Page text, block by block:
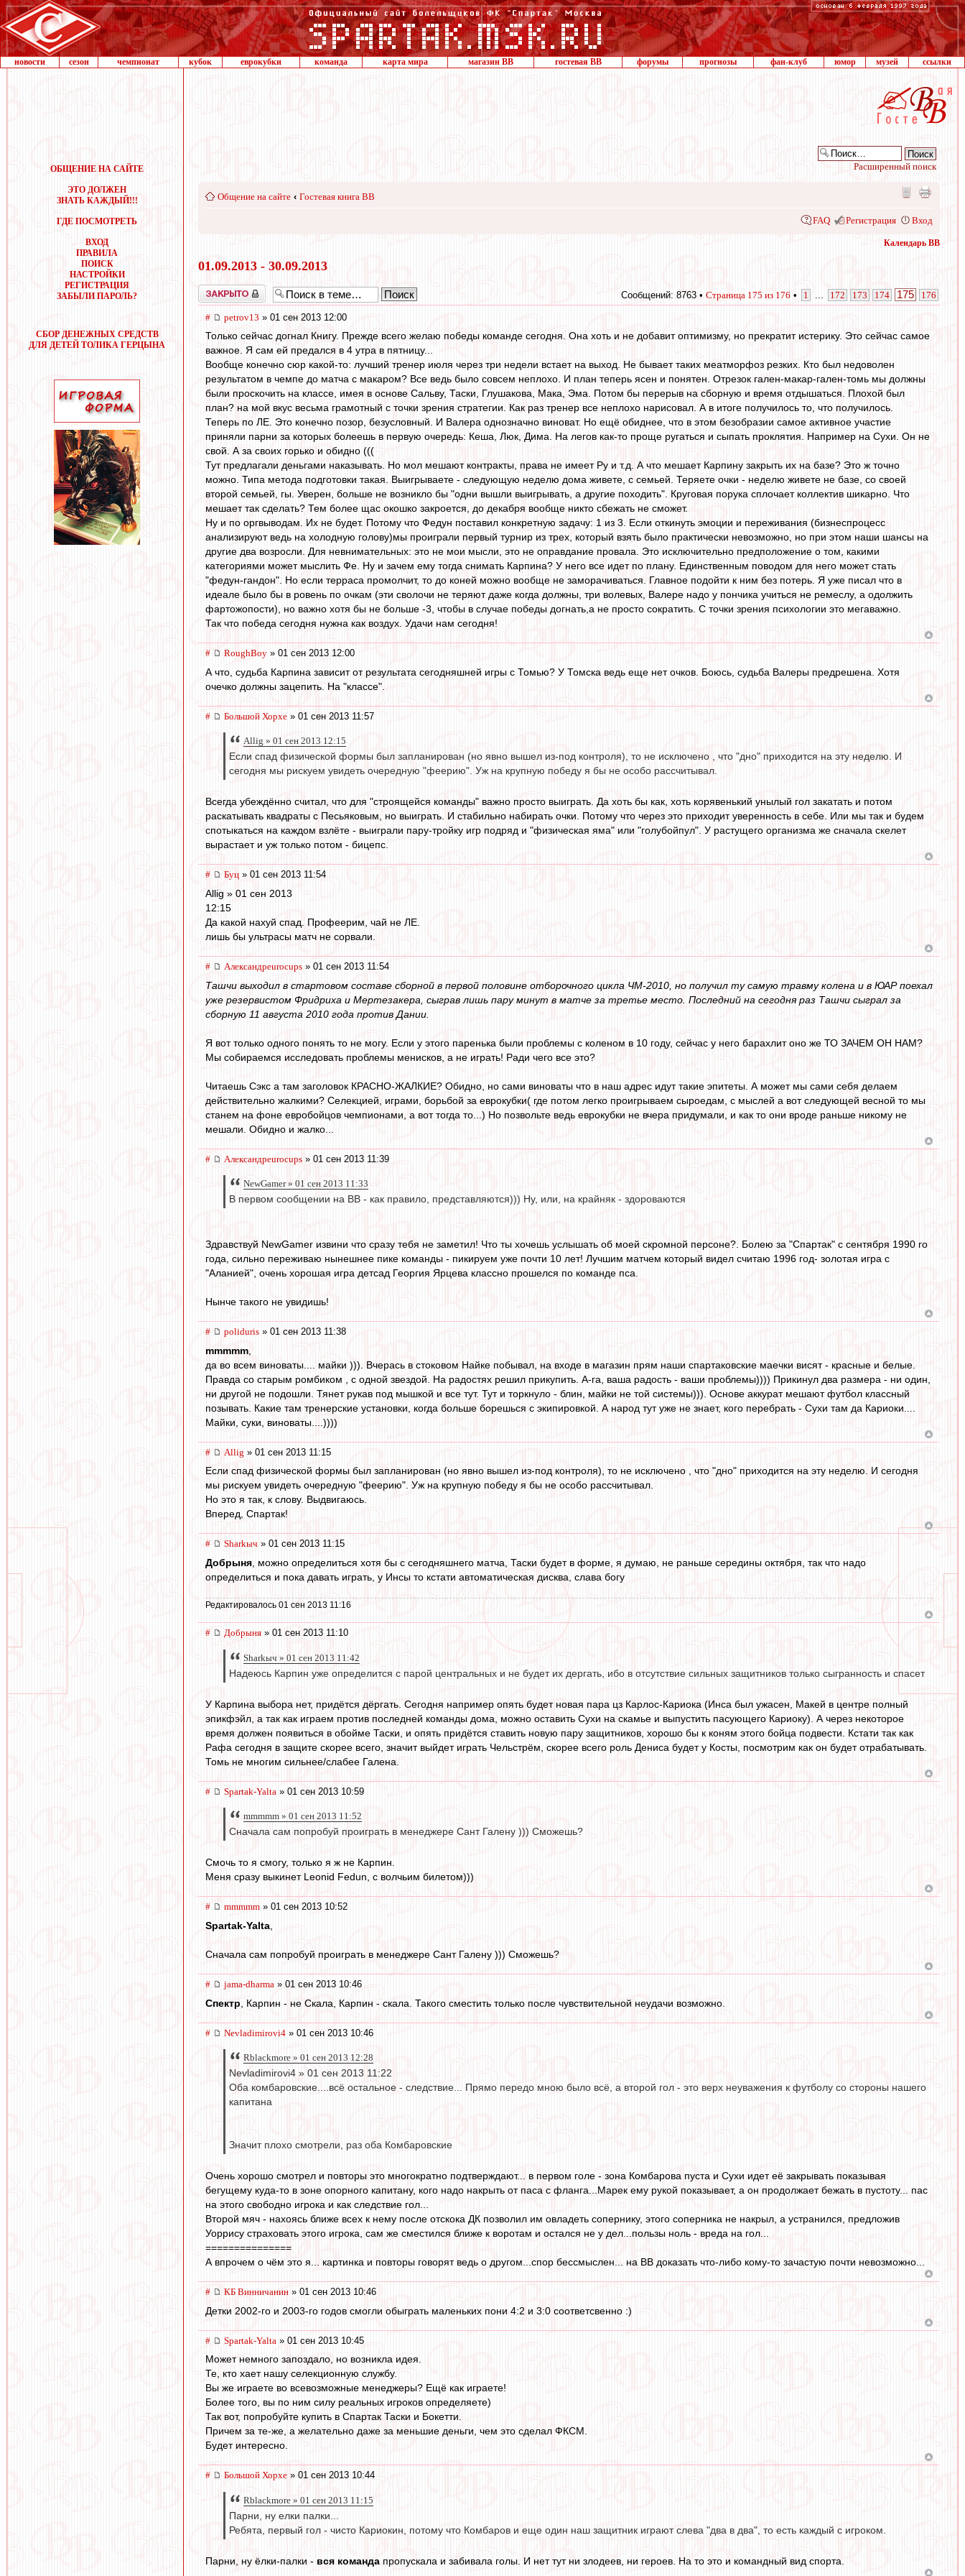
новости сезон чемпионат кубок еврокубки команда карта мира магазин ВВ гостевая ВВ форумы прогнозы фан-клуб юмор музей ссылки
ОБЩЕНИЕ НА САЙТЕ
ЭТО ДОЛЖЕН
ЗНАТЬ КАЖДЫЙ!!!
ГДЕ ПОСМОТРЕТЬ
ВХОД
ПРАВИЛА
ПОИСК
НАСТРОЙКИ
РЕГИСТРАЦИЯ
ЗАБЫЛИ ПАРОЛЬ?
СБОР ДЕНЕЖНЫХ СРЕДСТВ
ДЛЯ ДЕТЕЙ ТОЛИКА ГЕРЦЫНА
Расширенный поиск
Общение на сайте ‹ Гостевая книга ВВ
FAQ Регистрация Вход
Календарь ВВ
01.09.2013 - 30.09.2013
Закрыто Сообщений: 8763 • Страница 175 из 176 • 1 172 173 174 175 176
# petrov13 » 01 сен 2013 12:00
Только сейчас догнал Книгу. Прежде всего желаю победы команде сегодня. Она хоть и не добавит оптимизму, но прекратит истерику. Это сейчас самое
важное. Я сам ей предался в 4 утра в пятницу...
Вообще конечно сюр какой-то: лучший тренер июля через три недели встает на выход. Не бывает таких меатморфоз резких. Кто был недоволен
результатом в чемпе до матча с макаром? Все ведь было совсем неплохо. И план теперь ясен и понятен. Отрезок гален-макар-гален-томь мы должны
были проскочить на классе, имея в основе Сальву, Таски, Глушакова, Мака, Эма. Потом бы перерыв на сборную и время отдышаться. Плохой был
план? на мой вкус весьма грамотный с точки зрения стратегии. Как раз тренер все неплохо нарисовал. А в итоге получилось то, что получилось.
Теперь по ЛЕ. Это конечно позор, безусловный. И Валера однозначно виноват. Но ещё обиднее, что в этом безобразии самое активное участие
приняли парни за которых болеешь в первую очередь: Кеша, Люк, Дима. На легов как-то проще ругаться и сыпать проклятия. Например на Сухи. Он не
свой. А за своих горько и обидно (((
Тут предлагали деньгами наказывать. Но мол мешают контракты, права не имеет Ру и т.д. А что мешает Карпину закрыть их на базе? Это ж точно
можно. Типа метода подготовки такая. Выигрываете - следующую неделю дома живете, с семьей. Теряете очки - неделю живете не базе, со своей
второй семьей, гы. Уверен, больше не возникло бы "одни вышли выигрывать, а другие походить". Круговая порука сплочает коллектив шикарно. Что
мешает так сделать? Тем более щас окошко закроется, до декабря вообще никто сбежать не сможет.
Ну и по оргвыводам. Их не будет. Потому что Федун поставил конкретную задачу: 1 из 3. Если откинуть эмоции и переживания (бизнеспроцесс
анализируют ведь на холодную голову)мы проиграли первый турнир из трех, который взять было практически невозможно, но при этом наши шансы на
другие два возросли. Для невнимательных: это не мои мысли, это не оправдание провала. Это исключительно предположение о том, какими
категориями может мыслить Фе. Ну и зачем ему тогда снимать Карпина? У него все идет по плану. Единственным поводом для него может стать
"федун-гандон". Но если терраса промолчит, то до коней можно вообще не заморачиваться. Главное подойти к ним без потерь. Я уже писал что в
идеале было бы в ровень по очкам (эти сволочи не теряют даже когда должны, три волевых, Валере надо у пончика учиться не ремеслу, а одолжить
фартожопости), но важно хотя бы не больше -3, чтобы в случае победы догнать,а не просто сократить. С точки зрения психологии это мегаважно.
Так что победа сегодня нужна как воздух. Удачи нам сегодня!
# RoughBoy » 01 сен 2013 12:00
А что, судьба Карпина зависит от результата сегодняшней игры с Томью? У Томска ведь еще нет очков. Боюсь, судьба Валеры предрешена. Хотя
очечко должны зацепить. На "классе".
# Большой Хорхе » 01 сен 2013 11:57
Allig » 01 сен 2013 12:15
Если спад физической формы был запланирован (но явно вышел из-под контроля), то не исключено , что "дно" приходится на эту неделю. И
сегодня мы рискуем увидеть очередную "феерию". Уж на крупную победу я бы не особо рассчитывал.
Всегда убеждённо считал, что для "строящейся команды" важно просто выиграть. Да хоть бы как, хоть корявенький унылый гол закатать и потом
раскатывать квадраты с Песьяковым, но выиграть. И стабильно набирать очки. Потому что через это приходит уверенность в себе. Или мы так и будем
спотыкаться на каждом взлёте - выиграли пару-тройку игр подряд и "физическая яма" или "голубойпул". У растущего организма же сначала скелет
вырастает и уж только потом - бицепс.
# Буц » 01 сен 2013 11:54
Allig » 01 сен 2013
12:15
Да какой нахуй спад. Профеерим, чай не ЛЕ.
лишь бы ультрасы матч не сорвали.
# Александрeurocups » 01 сен 2013 11:54
Ташчи выходил в стартовом составе сборной в первой половине отборочного цикла ЧМ-2010, но получил ту самую травму колена и в ЮАР поехал
уже резервистом Фридриха и Мертезакера, сыграв лишь пару минут в матче за третье место. Последний на сегодня раз Ташчи сыграл за
сборную 11 августа 2010 года против Дании.
Я вот только одного понять то не могу. Если у этого паренька были проблемы с коленом в 10 году, сейчас у него барахлит оно же ТО ЗАЧЕМ ОН НАМ?
Мы собираемся исследовать проблемы менисков, а не играть! Ради чего все это?
Читаешь Сэкс а там заголовок КРАСНО-ЖАЛКИЕ? Обидно, но сами виноваты что в наш адрес идут такие эпитеты. А может мы сами себя делаем
действительно жалкими? Селекцией, играми, борьбой за еврокубки( где потом легко проигрываем сыроедам, с мыслей а вот следующей весной то мы
станем на фоне евробойцов чемпионами, а вот тогда то...) Но позвольте ведь еврокубки не вчера придумали, и как то они вроде раньше никому не
мешали. Обидно и жалко...
# Александрeurocups » 01 сен 2013 11:39
NewGamer » 01 сен 2013 11:33
В первом сообщении на ВВ - как правило, представляются))) Ну, или, на крайняк - здороваются
Здравствуй NewGamer извини что сразу тебя не заметил! Что ты хочешь услышать об моей скромной персоне?. Болею за "Спартак" с сентября 1990 го
года, сильно переживаю нынешнее пике команды - пикируем уже почти 10 лет! Лучшим матчем который видел считаю 1996 год- золотая игра с
"Аланией", очень хорошая игра детсад Георгия Ярцева классно прошелся по команде пса.
Нынче такого не увидишь!
# poliduris » 01 сен 2013 11:38
mmmmm
да во всем виноваты.... майки ))). Вчерась в стоковом Найке побывал, на входе в магазин прям наши спартаковские маечки висят - красные и белые.
Правда со старым ромбиком , с одной звездой. На радостях решил прикупить. А-га, ваша радость - ваши проблемы)))) Прикинул два размера - ни один,
ни другой не подошли. Тянет рукав под мышкой и все тут. Тут и торкнуло - блин, майки не той системы))). Основе аккурат мешают футбол классный
позывать. Какие там тренерские установки, когда больше борешься с экипировкой. А народ тут уже не знает, кого перебрать - Сухи там да Кариоки....
Майки, суки, виноваты....))))
# Allig » 01 сен 2013 11:15
Если спад физической формы был запланирован (но явно вышел из-под контроля), то не исключено , что "дно" приходится на эту неделю. И сегодня
мы рискуем увидеть очередную "феерию". Уж на крупную победу я бы не особо рассчитывал.
Но это я так, к слову. Выдвигаюсь.
Вперед, Спартак!
# Sharkыч » 01 сен 2013 11:15
Добрыня , можно определиться хотя бы с сегодняшнего матча, Таски будет в форме, я думаю, не раньше середины октября, так что надо
определиться и пока давать играть, у Инсы то кстати автоматическая дисква, слава богу
Редактировалось 01 сен 2013 11:16
# Добрыня » 01 сен 2013 11:10
Sharkыч » 01 сен 2013 11:42
Надеюсь Карпин уже определится с парой центральных и не будет их дергать, ибо в отсутствие сильных защитников только сыгранность и спасет
У Карпина выбора нет, придётся дёргать. Сегодня например опять будет новая пара цз Карлос-Кариока (Инса был ужасен, Макей в центре полный
эпикфэйл, а так как играем против последней команды дома, можно оставить Сухи на скамье и выпустить пасующего Кариоку). А через некоторое
время должен появиться в обойме Таски, и опять придётся ставить новую пару защитников, хорошо бы к коням этого бойца подвести. Кстати так как
Рафа сегодня в защите скорее всего, значит выйдет играть Чельстрём, скорее всего роль Дениса будет у Косты, посмотрим как он будет отрабатывать.
Томь не многим сильнее/слабее Галена.
# Spartak-Yalta » 01 сен 2013 10:59
mmmmm » 01 сен 2013 11:52
Сначала сам попробуй проиграть в менеджере Сант Галену ))) Сможешь?
Смочь то я смогу, только я ж не Карпин.
Меня сразу выкинет Leonid Fedun, с волчьим билетом)))
# mmmmm » 01 сен 2013 10:52
Spartak-Yalta
Сначала сам попробуй проиграть в менеджере Сант Галену ))) Сможешь?
# jama-dharma » 01 сен 2013 10:46
Спектр , Карпин - не Скала, Карпин - скала. Такого сместить только после чувствительной неудачи возможно.
# Nevladimirovi4 » 01 сен 2013 10:46
Rblackmore » 01 сен 2013 12:28
Nevladimirovi4 » 01 сен 2013 11:22
Оба комбаровские....всё остальное - следствие... Прямо передо мною было всё, а второй гол - это верх неуважения к футболу со стороны нашего
капитана
Значит плохо смотрели, раз оба Комбаровские
Очень хорошо смотрел и повторы это многократно подтверждают... в первом голе - зона Комбарова пуста и Сухи идет её закрывать показывая
бегущему куда-то в зоне опорного капитану, кого надо накрыть от паса с фланга...Марек ему рукой показывает, а он продолжает бежать в пустоту... пас
на этого свободно игрока и как следствие гол...
Второй мяч - нахоясь ближе всех к нему после отскока ДК позволил им овладеть сопернику, этого соперника не накрыл, а устранился, предложив
Уоррису страховать этого игрока, сам же сместился ближе к воротам и остался не у дел...пользы ноль - вреда на гол...
===============
А впрочем о чём это я... картинка и повторы говорят ведь о другом...спор бессмыслен... на ВВ доказать что-либо кому-то зачастую почти невозможно...
# КБ Винничанин » 01 сен 2013 10:46
Детки 2002-го и 2003-го годов смогли обыграть маленьких пони 4:2 и 3:0 соответсвенно :)
# Spartak-Yalta » 01 сен 2013 10:45
Может немного запоздало, но возникла идея.
Те, кто хает нашу селекционную службу.
Вы же играете во всевозможные менеджеры? Ещё как играете!
Более того, вы по ним силу реальных игроков определяете)
Так вот, попробуйте купить в Спартак Таски и Бокетти.
Причем за те-же, а желательно даже за меньшие деньги, чем это сделал ФКСМ.
Будет интересно.
# Большой Хорхе » 01 сен 2013 10:44
Rblackmore » 01 сен 2013 11:15
Парни, ну елки палки...
Ребята, первый гол - чисто Кариокин, потому что Комбаров и еще один наш защитник играют слева "два в два", то есть каждый с игроком.
Парни, ну ёлки-палки - вся команда пропускала и забивала голы. И нет тут ни злодеев, ни героев. На то это и командный вид спорта.